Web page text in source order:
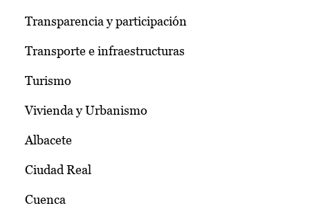
Transparencia y participación
Transporte e infraestructuras
Turismo
Vivienda y Urbanismo
Albacete
Ciudad Real
Cuenca